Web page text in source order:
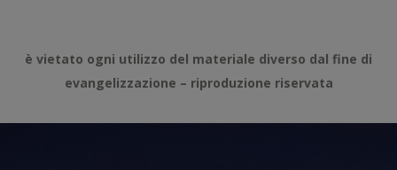
è vietato ogni utilizzo del materiale diverso dal fine di
evangelizzazione – riproduzione riservata